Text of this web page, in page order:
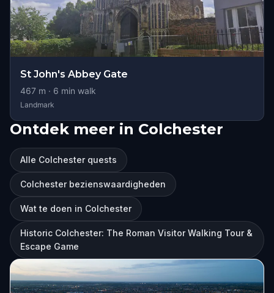
St John's Abbey Gate
467 m · 6 min walk
Landmark
Ontdek meer in Colchester
Alle Colchester quests
Colchester bezienswaardigheden
Wat te doen in Colchester
Historic Colchester: The Roman Visitor Walking Tour &
Escape Game